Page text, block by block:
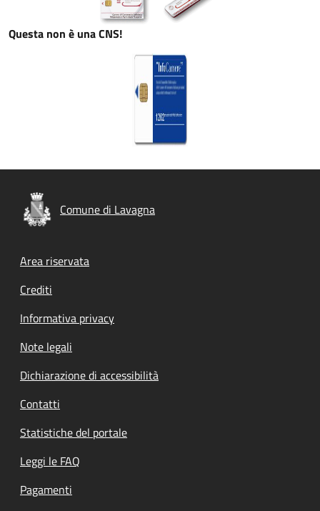
Questa non è una CNS!
Comune di Lavagna
Footer menu
Area riservata
Crediti
Informativa privacy
Note legali
Dichiarazione di accessibilità
Contatti
Statistiche del portale
Leggi le FAQ
Pagamenti